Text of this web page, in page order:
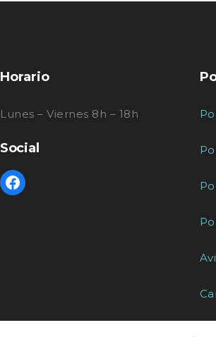
Horario
Lunes – Viernes 8h – 18h
Social